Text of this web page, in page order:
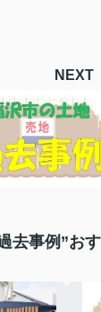
NEXT
去事例”お